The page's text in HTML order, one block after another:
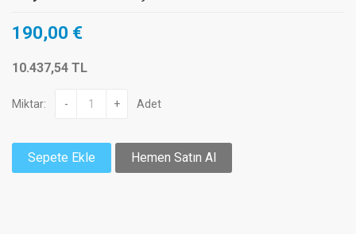
190,00 €
10.437,54 TL
Miktar: - + Adet
Sepete Ekle Hemen Satın Al